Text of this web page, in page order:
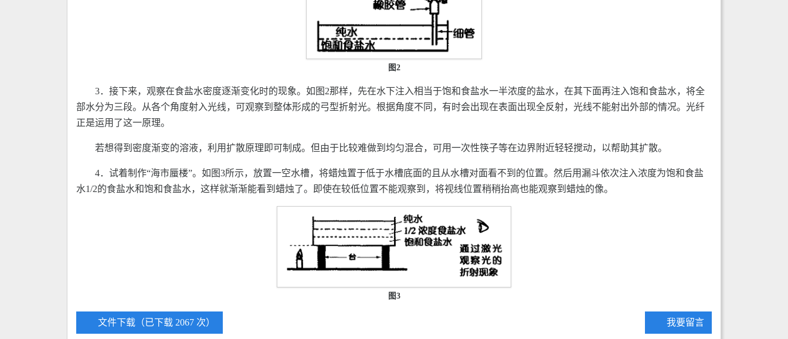
图2
3．接下来，观察在食盐水密度逐渐变化时的现象。如图2那样，先在水下注入相当于饱和食盐水一半浓度的盐水，在其下面再注入饱和食盐水，将全
部水分为三段。从各个角度射入光线，可观察到整体形成的弓型折射光。根据角度不同，有时会出现在表面出现全反射，光线不能射出外部的情况。光纤
正是运用了这一原理。
若想得到密度渐变的溶液，利用扩散原理即可制成。但由于比较难做到均匀混合，可用一次性筷子等在边界附近轻轻搅动，以帮助其扩散。
4．试着制作“海市蜃楼”。如图3所示，放置一空水槽，将蜡烛置于低于水槽底面的且从水槽对面看不到的位置。然后用漏斗依次注入浓度为饱和食盐
水1/2的食盐水和饱和食盐水，这样就渐渐能看到蜡烛了。即使在较低位置不能观察到，将视线位置稍稍抬高也能观察到蜡烛的像。
图3
文件下载（已下载 2067 次） 我要留言